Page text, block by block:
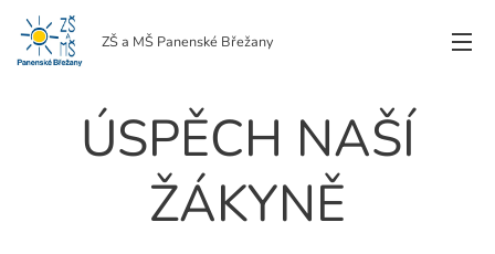
ZŠ a MŠ Panenské Břežany
ÚSPĚCH NAŠÍ
ŽÁKYNĚ